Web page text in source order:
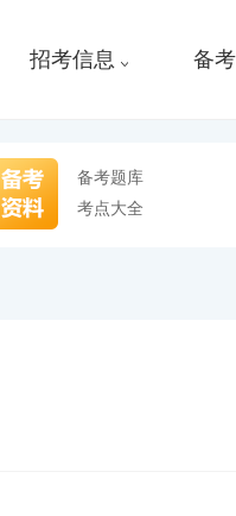
招考信息 备
备考题库
考点大全